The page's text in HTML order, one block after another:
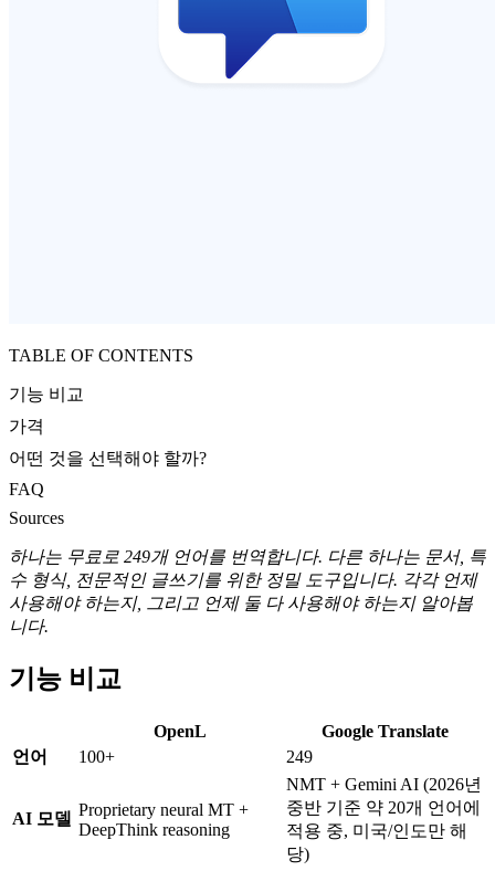
TABLE OF CONTENTS
기능 비교
가격
어떤 것을 선택해야 할까?
FAQ
Sources
하나는 무료로 249개 언어를 번역합니다. 다른 하나는 문서, 특
수 형식, 전문적인 글쓰기를 위한 정밀 도구입니다. 각각 언제
사용해야 하는지, 그리고 언제 둘 다 사용해야 하는지 알아봅
니다.
기능 비교
OpenL
Google Translate
언어
100+ 249
AI 모델 Proprietary neural MT +
DeepThink reasoning
NMT + Gemini AI (2026년
중반 기준 약 20개 언어에
적용 중, 미국/인도만 해
당)